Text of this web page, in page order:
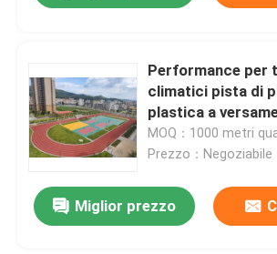
Performance per
climatici pista di
plastica a
con elevato
MOQ：1000 metri
Prezzo：Negoziabile
Miglior prezzo